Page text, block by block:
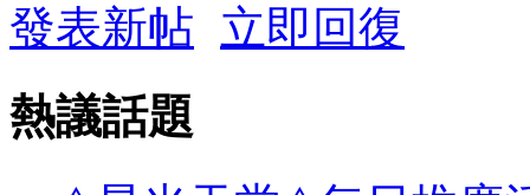
發表新帖 立即回復
熱議話題